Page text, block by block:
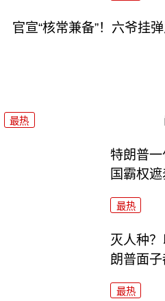
官宣“核常兼备”！六爷挂
最热
特朗普一
国霸权
最热
灭人种
朗普面子
最热